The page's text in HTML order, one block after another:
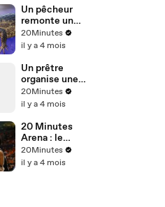
peur »... Julia
Simon et
l'après saison
olympique
Un pêcheur
remonte un
caïman mort
dans le canal
20Minutes
il y a 4 mois
Un prêtre
organise une
rave en
hommage au
20Minutes
il y a 4 mois
20 Minutes
Arena : le
rendez-vous
sport de 20
20Minutes
il y a 4 mois